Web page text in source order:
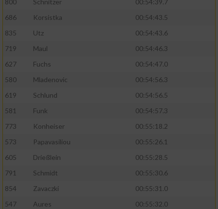
800
Schnitzer
00:54:39.7
686
Korsistka
00:54:43.5
835
Utz
00:54:43.6
719
Maul
00:54:46.3
627
Fuchs
00:54:47.0
580
Mladenovic
00:54:56.3
619
Schlund
00:54:56.5
581
Funk
00:54:57.3
773
Konheiser
00:55:18.2
573
Papavasiliou
00:55:26.1
605
Drießlein
00:55:28.5
791
Schmidt
00:55:30.6
854
Zavaczki
00:55:31.0
547
Aures
00:55:32.0
verschiedenen Quellen
Verwendung reduzierter Daten zur Auswahl
von Inhalten
IAB-Besonderheiten:
Verwendung genauer Standortdaten
Geräte anhand von aktiv angeforderten
Informationen identifizieren
Notwendig